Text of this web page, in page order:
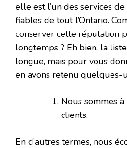
elle est l’un des services
fiables de tout l’Ontario.
conserver cette réputation
longtemps ? Eh bien, la
longue, mais pour vous
en avons retenu quelques-
Nous sommes à
clients.
En d’autres termes, nous